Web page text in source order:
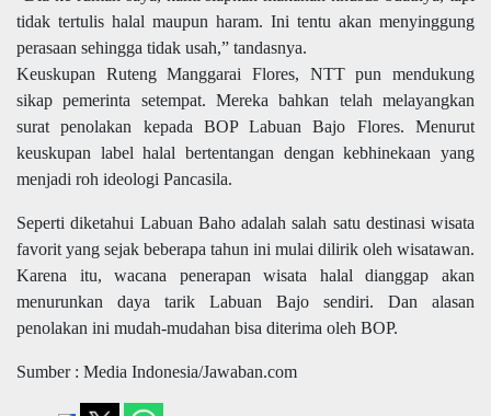
tidak tertulis halal maupun haram. Ini tentu akan menyinggung
perasaan sehingga tidak usah,” tandasnya.
Keuskupan Ruteng Manggarai Flores, NTT pun mendukung
sikap pemerinta setempat. Mereka bahkan telah melayangkan
surat penolakan kepada BOP Labuan Bajo Flores. Menurut
keuskupan label halal bertentangan dengan kebhinekaan yang
menjadi roh ideologi Pancasila.
Seperti diketahui Labuan Baho adalah salah satu destinasi wisata
favorit yang sejak beberapa tahun ini mulai dilirik oleh wisatawan.
Karena itu, wacana penerapan wisata halal dianggap akan
menurunkan daya tarik Labuan Bajo sendiri. Dan alasan
penolakan ini mudah-mudahan bisa diterima oleh BOP.
Sumber : Media Indonesia/Jawaban.com